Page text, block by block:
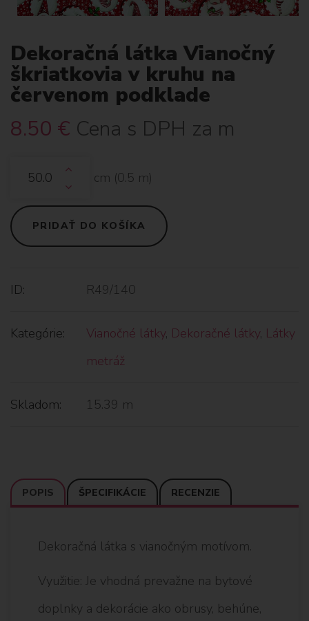
Dekoračná látka Vianočný
škriatkovia v kruhu na
červenom podklade
8.50 € Cena s DPH za m
cm (0.5 m)
PRIDAŤ DO KOŠÍKA
ID: R49/140
Kategórie: Vianočné látky, Dekoračné látky, Látky
metráž
Skladom: 15.39 m
POPIS ŠPECIFIKÁCIE RECENZIE
Dekoračná látka s vianočným motívom.
Využitie: Je vhodná prevažne na bytové
doplnky a dekorácie ako obrusy, behúne,